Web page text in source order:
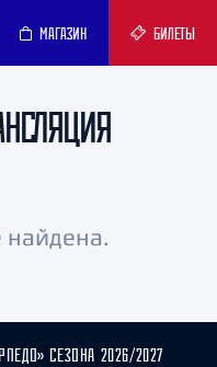
МАГАЗИН БИЛЕТЫ
найдена.
СЕЗОНА 2026/2027